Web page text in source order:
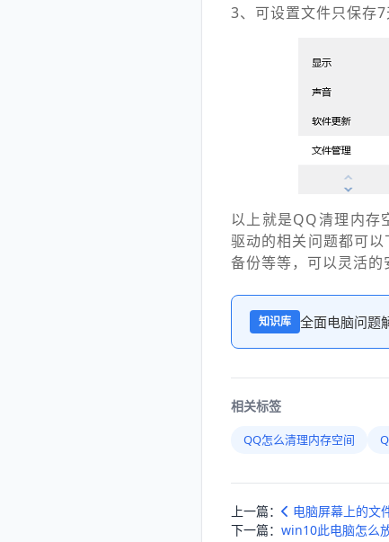
3、可设置文件只保存
以上就是QQ清理内存
驱动的相关问题都可以
备份等等，可以灵活的
知识库 全面电脑问题
相关标签
QQ怎么清理内存空间
上一篇：
电脑屏幕上的文
下一篇： win10此电脑怎么